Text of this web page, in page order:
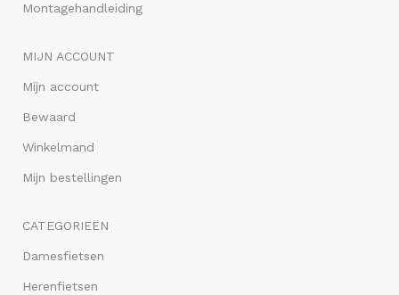
Montagehandleiding
MIJN ACCOUNT
Mijn account
Bewaard
Winkelmand
Mijn bestellingen
CATEGORIEËN
Damesfietsen
Herenfietsen